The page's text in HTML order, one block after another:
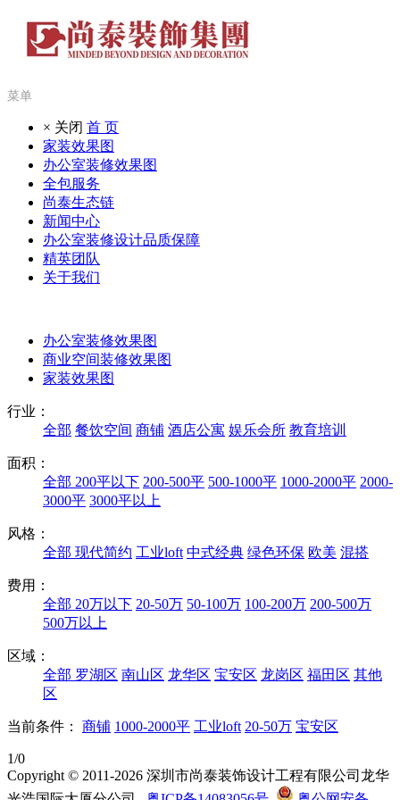
菜单
× 关闭 首 页
家装效果图
办公室装修效果图
全包服务
尚泰生态链
新闻中心
办公室装修设计品质保障
精英团队
关于我们
办公室装修效果图
商业空间装修效果图
家装效果图
行业：
全部 餐饮空间 商铺 酒店公寓 娱乐会所 教育培训
面积：
全部 200平以下 200-500平 500-1000平 1000-2000平 2000-
3000平 3000平以上
风格：
全部 现代简约 工业loft 中式经典 绿色环保 欧美 混搭
费用：
全部 20万以下 20-50万 50-100万 100-200万 200-500万
500万以上
区域：
全部 罗湖区 南山区 龙华区 宝安区 龙岗区 福田区 其他
区
当前条件： 商铺 1000-2000平 工业loft 20-50万 宝安区
1/0
Copyright © 2011-2026 深圳市尚泰装饰设计工程有限公司龙华